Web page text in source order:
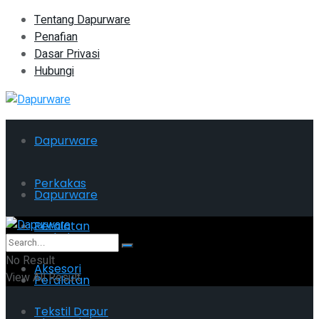
Tentang Dapurware
Penafian
Dasar Privasi
Hubungi
Dapurware
Perkakas
Peralatan
Aksesori
Tekstil Dapur
Dapurware
Perkakas
Peralatan
No Result
View All Result